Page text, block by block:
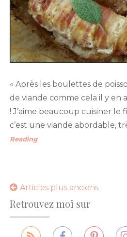
« Après les boulettes de
de viande comme cela il y en
! J’aime beaucoup cuisiner le
c’est une viande abordable,
Reading
Navigation
des
articles
Articles plus anciens
Retrouvez moi sur